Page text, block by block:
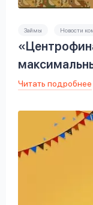
Займы Новости
Читать подробнее